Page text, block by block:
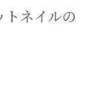
トネイルの